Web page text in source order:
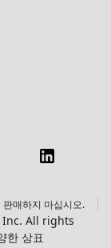
매하지 마십시오.
Inc. All rights
한 상표